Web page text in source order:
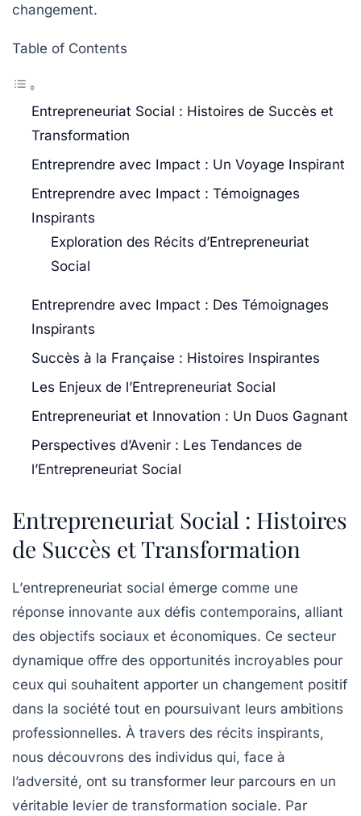
changement.
Table of Contents
Entrepreneuriat Social : Histoires de Succès et
Transformation
Entreprendre avec Impact : Un Voyage Inspirant
Entreprendre avec Impact : Témoignages
Inspirants
Exploration des Récits d’Entrepreneuriat
Social
Entreprendre avec Impact : Des Témoignages
Inspirants
Succès à la Française : Histoires Inspirantes
Les Enjeux de l’Entrepreneuriat Social
Entrepreneuriat et Innovation : Un Duos Gagnant
Perspectives d’Avenir : Les Tendances de
l’Entrepreneuriat Social
Entrepreneuriat Social : Histoires
de Succès et Transformation
L’entrepreneuriat social émerge comme une
réponse innovante aux défis contemporains, alliant
des objectifs sociaux et économiques. Ce secteur
dynamique offre des opportunités incroyables pour
ceux qui souhaitent apporter un changement positif
dans la société tout en poursuivant leurs ambitions
professionnelles. À travers des récits inspirants,
nous découvrons des individus qui, face à
l’adversité, ont su transformer leur parcours en un
véritable levier de transformation sociale. Par